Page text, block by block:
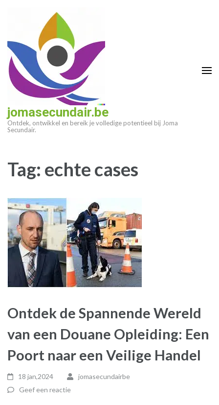
(druk
enter)
jomasecundair.be
Ontdek, ontwikkel en bereik je volledige potentieel bij Joma
Secundair.
Tag: echte cases
Ontdek de Spannende Wereld
van een Douane Opleiding: Een
Poort naar een Veilige Handel
18 jan,2024
jomasecundairbe
Geef een reactie